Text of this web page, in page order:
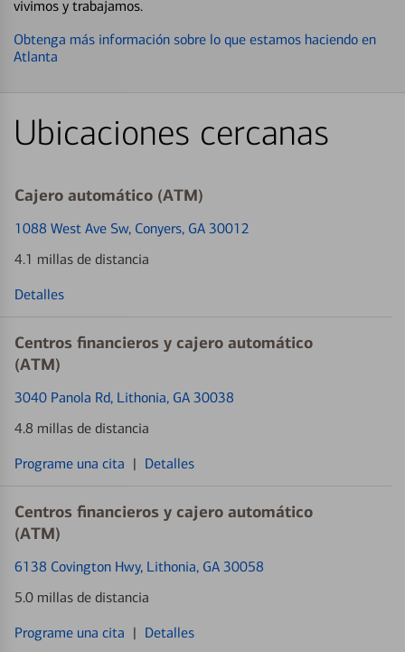
vivimos y trabajamos.
Obtenga más información sobre lo que estamos haciendo en
Atlanta
Ubicaciones cercanas
Cajero automático (ATM)
1088 West Ave Sw, Conyers, GA 30012
4.1 millas de distancia
Detalles
Centros financieros y cajero automático
(ATM)
3040 Panola Rd, Lithonia, GA 30038
4.8 millas de distancia
Programe una cita | Detalles
Centros financieros y cajero automático
(ATM)
6138 Covington Hwy, Lithonia, GA 30058
5.0 millas de distancia
Programe una cita | Detalles